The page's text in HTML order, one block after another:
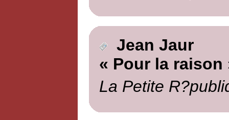
Jean Jaur
« Pour la raison
La Petite